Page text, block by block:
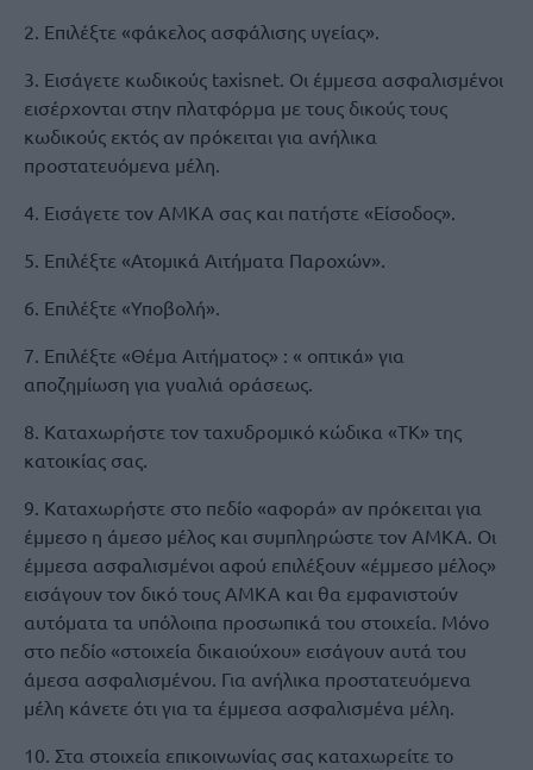
2. Επιλέξτε «φάκελος ασφάλισης υγείας».
3. Εισάγετε κωδικούς taxisnet. Οι έμμεσα ασφαλισμένοι
εισέρχονται στην πλατφόρμα με τους δικούς τους
κωδικούς εκτός αν πρόκειται για ανήλικα
προστατευόμενα μέλη.
4. Εισάγετε τον ΑΜΚΑ σας και πατήστε «Είσοδος».
5. Επιλέξτε «Ατομικά Αιτήματα Παροχών».
6. Επιλέξτε «Υποβολή».
7. Επιλέξτε «Θέμα Αιτήματος» : « οπτικά» για
αποζημίωση για γυαλιά οράσεως.
8. Καταχωρήστε τον ταχυδρομικό κώδικα «ΤΚ» της
κατοικίας σας.
9. Καταχωρήστε στο πεδίο «αφορά» αν πρόκειται για
έμμεσο η άμεσο μέλος και συμπληρώστε τον ΑΜΚΑ. Οι
έμμεσα ασφαλισμένοι αφού επιλέξουν «έμμεσο μέλος»
εισάγουν τον δικό τους ΑΜΚΑ και θα εμφανιστούν
αυτόματα τα υπόλοιπα προσωπικά του στοιχεία. Μόνο
στο πεδίο «στοιχεία δικαιούχου» εισάγουν αυτά του
άμεσα ασφαλισμένου. Για ανήλικα προστατευόμενα
μέλη κάνετε ότι για τα έμμεσα ασφαλισμένα μέλη.
10. Στα στοιχεία επικοινωνίας σας καταχωρείτε το